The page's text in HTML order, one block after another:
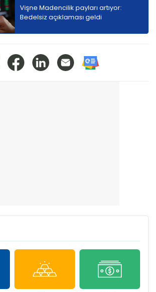
Vişne Madencilik payları artıyor:
Bedelsiz açıklaması geldi